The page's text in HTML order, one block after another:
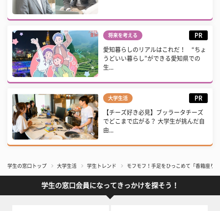
将来を考える PR
愛知暮らしのリアルはこれだ！ “ちょ
うどいい暮らし”ができる愛知県での
生...
大学生活 PR
【チーズ好き必見】ブッラータチーズ
でどこまで広がる？ 大学生が挑んだ自
由...
学生の窓口トップ 大学生活 学生トレンド モフモフ！手足をひっこめて「香箱座り
学生の窓口会員になってきっかけを探そう！